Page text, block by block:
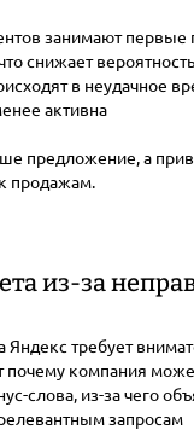
занимают первые
снижает
в неудачное
активна
предложение, а
продажам.
из-за
Яндекс требует
почему компания
слова, из-за чего
запросам